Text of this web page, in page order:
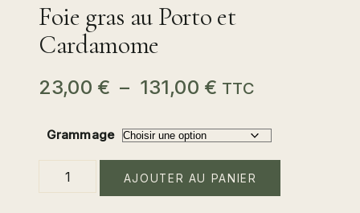
Foie gras au Porto et
Cardamome
23,00 € – 131,00 € Plage
23,00 €
TTC
Grammage
quantité
AJOUTER AU PANIER